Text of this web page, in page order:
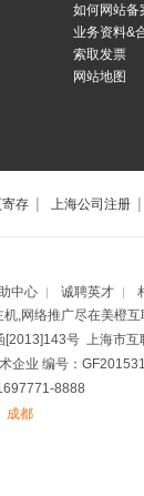
如何网站备
业务资料&
索取发票
网站地图
存 | 上海公司注册 |
中心 | 诚聘英才 |
,网络推广尽在美橙互
[2013]143号 上海市互
企业 编号：
8888
成都